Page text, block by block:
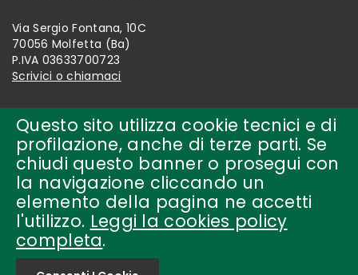
Questo sito utilizza cookie tecnici e di
profilazione, anche di terze parti. Se
chiudi questo banner o prosegui con
la navigazione cliccando un
elemento della pagina ne accetti
l'utilizzo. Leggi la cookies policy
completa.
Via Sergio Fontana, 10C
70056 Molfetta (Ba)
P.IVA 03633700723
Scrivici o chiamaci
Copyright © 2018-present by
edizioni la meridiana Tutti i
diritti riservati.